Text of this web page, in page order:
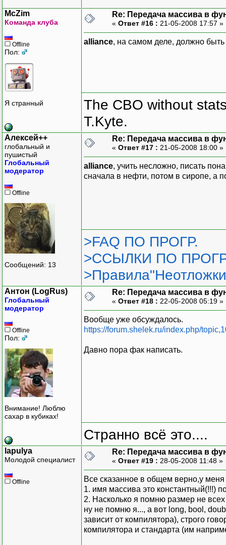
McZim
Команда клуба
Offline
Пол:
Я странный
Re: Передача массива в
« Ответ #16 : 21-05-2008 17:57 »
alliance, на самом деле, должно быть
The CBO without
T.Kyte.
Алексей++
глобальный и
пушистый
Глобальный
модератор
Offline
Сообщений: 13
Re: Передача массива в
« Ответ #17 : 21-05-2008 18:00 »
alliance, учить несложно, писать
сначала в нефти, потом в сиропе, а
>FAQ ПО ПРОГР.
>ССЫЛКИ ПО
Антон (LogRus)
Глобальный
модератор
Offline
Пол:
Внимание! Люблю
сахар в кубиках!
Re: Передача массива в
« Ответ #18 : 22-05-2008 05:19 »
Вообще уже обсуждалось.
https://forum.shelek.ru/index.php/
Давно пора фак написать.
Странно всё это....
lapulya
Молодой специалист
Offline
Re: Передача массива в
« Ответ #19 : 28-05-2008 11:48 »
Все сказанное в общем верно,у меня
1. имя массива это константный(!!!)
2. Насколько я помню размер не
ну не помню я..., а вот long, bool,
зависит от компилятора), строго
компилятора и стандарта (им